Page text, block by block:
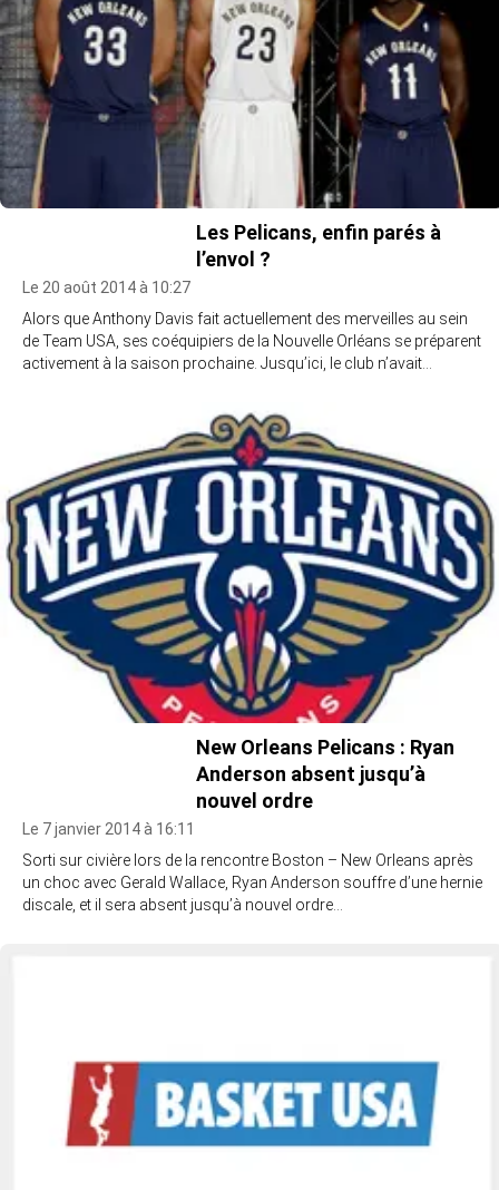
Les Pelicans, enfin parés à
l’envol ?
Le 20 août 2014 à 10:27
Alors que Anthony Davis fait actuellement des merveilles au sein
de Team USA, ses coéquipiers de la Nouvelle Orléans se préparent
activement à la saison prochaine. Jusqu’ici, le club n’avait…
New Orleans Pelicans : Ryan
Anderson absent jusqu’à
nouvel ordre
Le 7 janvier 2014 à 16:11
Sorti sur civière lors de la rencontre Boston – New Orleans après
un choc avec Gerald Wallace, Ryan Anderson souffre d’une hernie
discale, et il sera absent jusqu’à nouvel ordre…